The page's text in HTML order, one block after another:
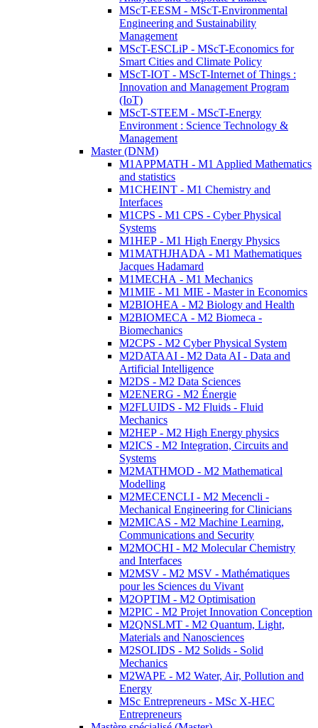
MScT-EESM - MScT-Environmental
Engineering and Sustainability
Management
MScT-ESCLiP - MScT-Economics for
Smart Cities and Climate Policy
MScT-IOT - MScT-Internet of Things :
Innovation and Management Program
(IoT)
MScT-STEEM - MScT-Energy
Environment : Science Technology &
Management
Master (DNM)
M1APPMATH - M1 Applied Mathematics
and statistics
M1CHEINT - M1 Chemistry and
Interfaces
M1CPS - M1 CPS - Cyber Physical
Systems
M1HEP - M1 High Energy Physics
M1MATHJHADA - M1 Mathematiques
Jacques Hadamard
M1MECHA - M1 Mechanics
M1MIE - M1 MIE - Master in Economics
M2BIOHEA - M2 Biology and Health
M2BIOMECA - M2 Biomeca -
Biomechanics
M2CPS - M2 Cyber Physical System
M2DATAAI - M2 Data AI - Data and
Artificial Intelligence
M2DS - M2 Data Sciences
M2ENERG - M2 Énergie
M2FLUIDS - M2 Fluids - Fluid
Mechanics
M2HEP - M2 High Energy physics
M2ICS - M2 Integration, Circuits and
Systems
M2MATHMOD - M2 Mathematical
Modelling
M2MECENCLI - M2 Mecencli -
Mechanical Engineering for Clinicians
M2MICAS - M2 Machine Learning,
Communications and Security
M2MOCHI - M2 Molecular Chemistry
and Interfaces
M2MSV - M2 MSV - Mathématiques
pour les Sciences du Vivant
M2OPTIM - M2 Optimisation
M2PIC - M2 Projet Innovation Conception
M2QNSLMT - M2 Quantum, Light,
Materials and Nanosciences
M2SOLIDS - M2 Solids - Solid
Mechanics
M2WAPE - M2 Water, Air, Pollution and
Energy
MSc Entrepreneurs - MSc X-HEC
Entrepreneurs